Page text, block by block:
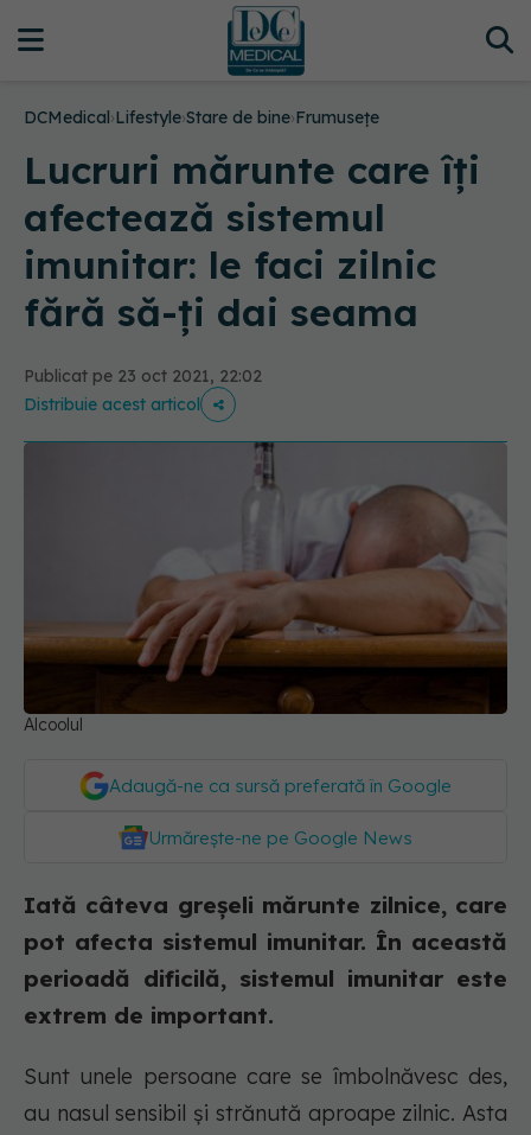
DCMedical›Lifestyle›Stare de bine›Frumusețe
Lucruri mărunte care îți
afectează sistemul
imunitar: le faci zilnic
fără să-ți dai seama
Publicat pe 23 oct 2021, 22:02
Distribuie acest articol
Alcoolul
Adaugă-ne ca sursă preferată în Google
Urmărește-ne pe Google News
Iată câteva greșeli mărunte zilnice, care
pot afecta sistemul imunitar. În această
perioadă dificilă, sistemul imunitar este
extrem de important.
Sunt unele persoane care se îmbolnăvesc des,
au nasul sensibil și strănută aproape zilnic. Asta